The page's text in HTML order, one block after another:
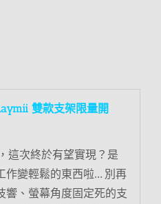
雙款支架限量開
這次終於有望實現？是
作變輕鬆的東西啦… 別再
響、螢幕角度固定死的支